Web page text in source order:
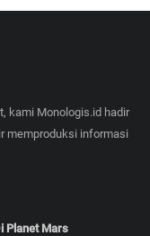
kami Monologis.id hadir
memproduksi informasi
Planet Mars